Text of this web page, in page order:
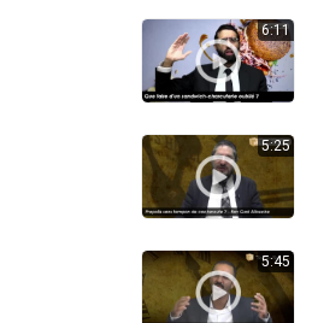
6:11
5:25
5:45